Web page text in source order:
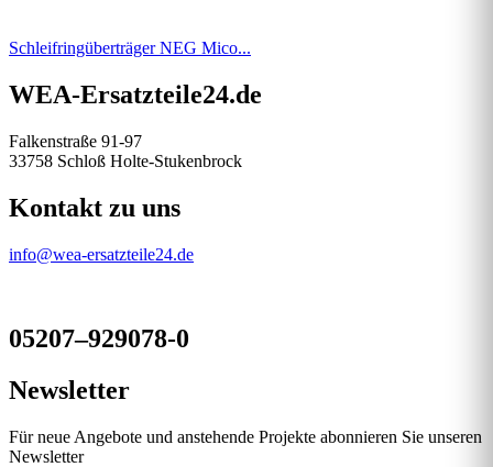
Schleifringüberträger NEG Mico...
WEA-Ersatzteile24.de
Falkenstraße 91-97
33758 Schloß Holte-Stukenbrock
Kontakt zu uns
info@wea-ersatzteile24.de
05207–929078-0
Newsletter
Für neue Angebote und anstehende Projekte abonnieren Sie unseren
Newsletter